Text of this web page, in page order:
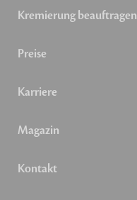
Kremierung beauftragen
Preise
Karriere
Magazin
Kontakt